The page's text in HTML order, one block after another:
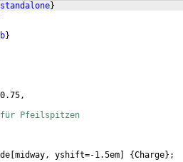
standalone}
}
für Pfeilspitzen
midway, yshift=-1.5em {Charge} ;